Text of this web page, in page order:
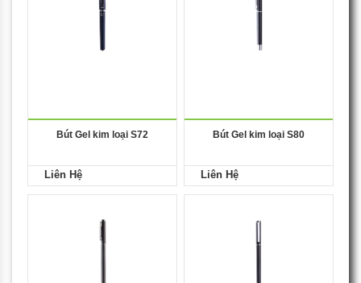
Bút Gel kim loại S72
Liên Hệ
Bút Gel kim loại S80
Liên Hệ